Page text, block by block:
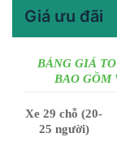
Giá ưu đãi
BẢNG GIÁ
BAO GỒM
Xe 29 chỗ (20-
25 người)